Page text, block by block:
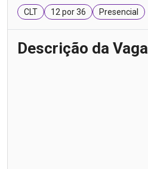
CLT 12 por 36 Presencial
Descrição da Vaga